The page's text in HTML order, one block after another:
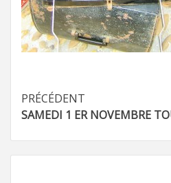
Navigation
d’article
PRÉCÉDENT
SAMEDI 1 ER NOVEMBRE